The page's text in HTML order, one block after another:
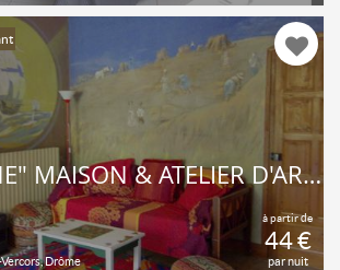
à partir de
44 €
par nuit
& ATELIER D'ARTISTE, CHAMBRE 1 "LES PETITS GOULETS"
Drôme